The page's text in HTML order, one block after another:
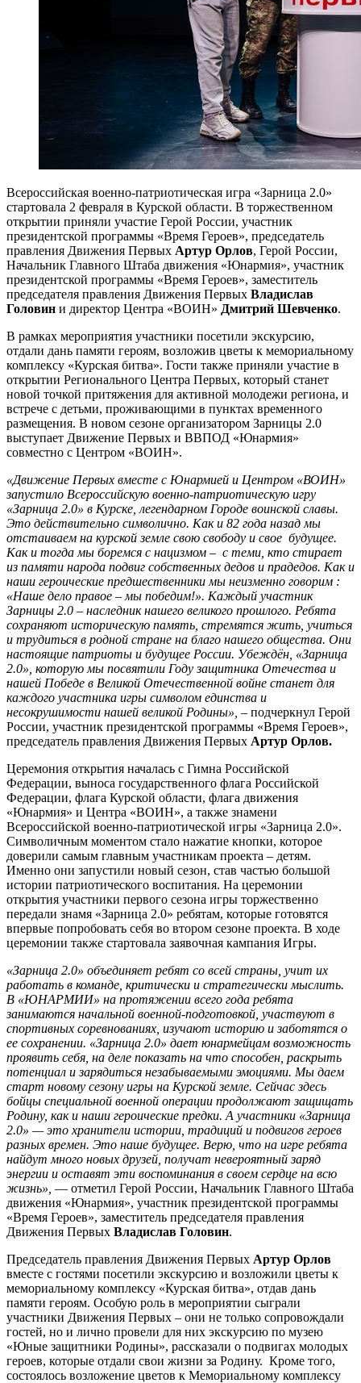
Всероссийская военно-патриотическая игра «Зарница 2.0»
стартовала 2 февраля в Курской области. В торжественном
открытии приняли участие Герой России, участник
президентской программы «Время Героев», председатель
правления Движения Первых Артур Орлов, Герой России,
Начальник Главного Штаба движения «Юнармия», участник
президентской программы «Время Героев», заместитель
председателя правления Движения Первых Владислав
Головин и директор Центра «ВОИН» Дмитрий Шевченко.
В рамках мероприятия участники посетили экскурсию,
отдали дань памяти героям, возложив цветы к мемориальному
комплексу «Курская битва». Гости также приняли участие в
открытии Регионального Центра Первых, который станет
новой точкой притяжения для активной молодежи региона, и
встрече с детьми, проживающими в пунктах временного
размещения. В новом сезоне организатором Зарницы 2.0
выступает Движение Первых и ВВПОД «Юнармия»
совместно с Центром «ВОИН».
«Движение Первых вместе с Юнармией и Центром «ВОИН»
запустило Всероссийскую военно-патриотическую игру
«Зарница 2.0» в Курске, легендарном Городе воинской славы.
Это действительно символично. Как и 82 года назад мы
отстаиваем на курской земле свою свободу и свое будущее.
Как и тогда мы боремся с нацизмом – с теми, кто стирает
из памяти народа подвиг собственных дедов и прадедов. Как и
наши героические предшественники мы неизменно говорим :
«Наше дело правое – мы победим!». Каждый участник
Зарницы 2.0 – наследник нашего великого прошлого. Ребята
сохраняют историческую память, стремятся жить, учиться
и трудиться в родной стране на благо нашего общества. Они
настоящие патриоты и будущее России. Убеждён, «Зарница
2.0», которую мы посвятили Году защитника Отечества и
нашей Победе в Великой Отечественной войне станет для
каждого участника игры символом единства и
несокрушимости нашей великой Родины», – подчеркнул Герой
России, участник президентской программы «Время Героев»,
председатель правления Движения Первых Артур Орлов.
Церемония открытия началась с Гимна Российской
Федерации, выноса государственного флага Российской
Федерации, флага Курской области, флага движения
«Юнармия» и Центра «ВОИН», а также знамени
Всероссийской военно-патриотической игры «Зарница 2.0».
Символичным моментом стало нажатие кнопки, которое
доверили самым главным участникам проекта – детям.
Именно они запустили новый сезон, став частью большой
истории патриотического воспитания. На церемонии
открытия участники первого сезона игры торжественно
передали знамя «Зарница 2.0» ребятам, которые готовятся
впервые попробовать себя во втором сезоне проекта. В ходе
церемонии также стартовала заявочная кампания Игры.
«Зарница 2.0» объединяет ребят со всей страны, учит их
работать в команде, критически и стратегически мыслить.
В «ЮНАРМИИ» на протяжении всего года ребята
занимаются начальной военной-подготовкой, участвуют в
спортивных соревнованиях, изучают историю и заботятся о
ее сохранении. «Зарница 2.0» дает юнармейцам возможность
проявить себя, на деле показать на что способен, раскрыть
потенциал и зарядиться незабываемыми эмоциями. Мы даем
старт новому сезону игры на Курской земле. Сейчас здесь
бойцы специальной военной операции продолжают защищать
Родину, как и наши героические предки. А участники «Зарница
2.0» — это хранители истории, традиций и подвигов героев
разных времен. Это наше будущее. Верю, что на игре ребята
найдут много новых друзей, получат невероятный заряд
энергии и оставят эти воспоминания в своем сердце на всю
жизнь», — отметил Герой России, Начальник Главного Штаба
движения «Юнармия», участник президентской программы
«Время Героев», заместитель председателя правления
Движения Первых Владислав Головин.
Председатель правления Движения Первых Артур Орлов
вместе с гостями посетили экскурсию и возложили цветы к
мемориальному комплексу «Курская битва», отдав дань
памяти героям. Особую роль в мероприятии сыграли
участники Движения Первых – они не только сопровождали
гостей, но и лично провели для них экскурсию по музею
«Юные защитники Родины», рассказали о подвигах молодых
героев, которые отдали свои жизни за Родину. Кроме того,
состоялось возложение цветов к Мемориальному комплексу